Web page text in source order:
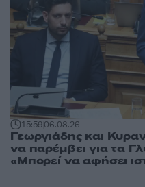
15:5906.08.26
Γεωργιάδης και
να παρέμβει για τα
«Μπορεί να αφήσει